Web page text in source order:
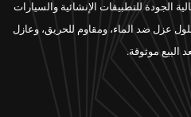
الجودة للتطبيقات الإنشائية والسيارات
حلول عزل ضد الماء، ومقاوم للحريق، وعازل
البيع موثوقة.